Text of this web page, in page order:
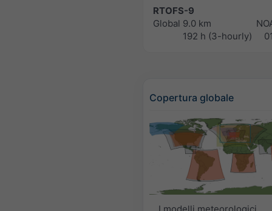
RTOFS-9
Global 9.0 km
192 h (3-hourly)
Copertura globale